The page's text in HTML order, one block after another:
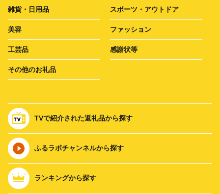
雑貨・日用品 スポーツ・アウトドア
美容 ファッション
工芸品 感謝状等
その他のお礼品
TVで紹介された返礼品から探す
ふるラボチャンネルから探す
ランキングから探す